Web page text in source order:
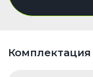
Комплектация